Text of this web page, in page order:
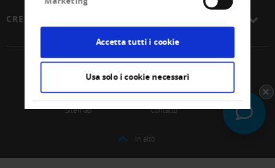
Accetta tutti i cookie
Usa solo i cookie necessari
CREDITREFORM
© 2026 Unione Svizzera Creditreform SCoop
Impressum
Protezione dei dati
Sitemap
Contatto
In alto